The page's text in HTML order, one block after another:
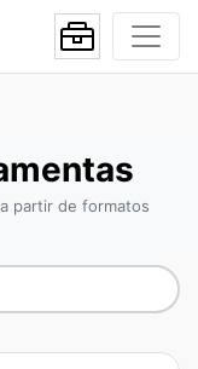
partir de formatos